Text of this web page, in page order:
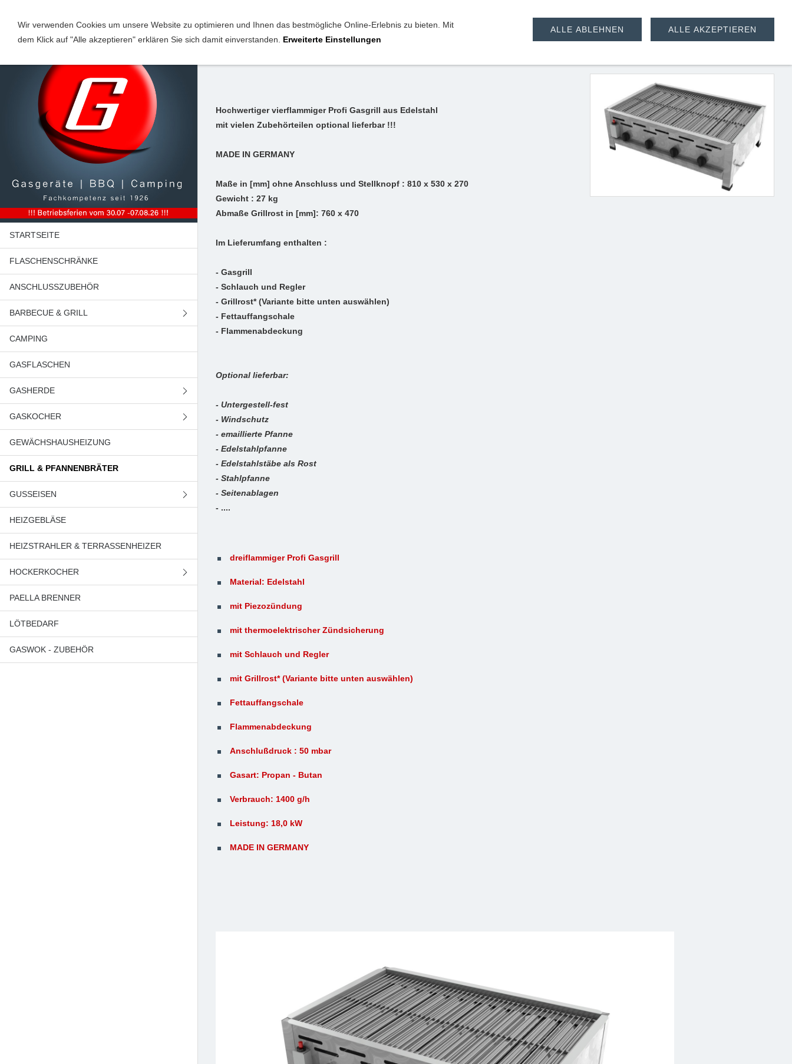
STARTSEITE
FLASCHENSCHRÄNKE
ANSCHLUSSZUBEHÖR
BARBECUE & GRILL
GASGRILL
HOLZKOHLEGRILL
CAMPING
GASFLASCHEN
GASHERDE
GASHERDE (BREITE 50 CM)
GASHERDE (BREITE 55 CM)
GASHERDE (BREITE 60 CM)
GASHERDE (BREITE 90 CM)
GASKOCHER
CAMPINGKOCHER
HAUSHALTSKOCHER
GEWÄCHSHAUSHEIZUNG
GRILL & PFANNENBRÄTER
GUSSEISEN
GRILLPLATTEN
PFANNEN
BRÄTER & TÖPFE
HEIZGEBLÄSE
HEIZSTRAHLER & TERRASSENHEIZER
HOCKERKOCHER
3 FUSS HOCKERKOCHER
4 FUSS HOCKERKOCHER
GUSSEISEN & ZUBEHÖR
PAELLA BRENNER
LÖTBEDARF
GASWOK - ZUBEHÖR
Edelstahl Gasgrill + Grillrost 18,0 kW (4 flammig)
Hochwertiger vierflammiger Profi Gasgrill aus Edelstahl
mit vielen Zubehörteilen optional lieferbar !!!
MADE IN GERMANY
Maße in [mm] ohne Anschluss und Stellknopf : 810 x 530 x 270
Gewicht : 27 kg
Abmaße Grillrost in [mm]: 760 x 470
Im Lieferumfang enthalten :
- Gasgrill
- Schlauch und Regler
- Grillrost* (Variante bitte unten auswählen)
- Fettauffangschale
- Flammenabdeckung
Optional lieferbar:
- Untergestell-fest
- Windschutz
- emaillierte Pfanne
- Edelstahlpfanne
- Edelstahlstäbe als Rost
- Stahlpfanne
- Seitenablagen
- ....
dreiflammiger Profi Gasgrill
Material: Edelstahl
mit Piezozündung
mit thermoelektrischer Zündsicherung
mit Schlauch und Regler
mit Grillrost* (Variante bitte unten auswählen)
Fettauffangschale
Flammenabdeckung
Anschlußdruck : 50 mbar
Gasart: Propan - Butan
Verbrauch: 1400 g/h
Leistung: 18,0 kW
MADE IN GERMANY
Wir verwenden Cookies um unsere Website zu optimieren und Ihnen das bestmögliche Online-Erlebnis zu bieten. Mit
dem Klick auf "Alle akzeptieren" erklären Sie sich damit einverstanden. Erweiterte Einstellungen
ALLE AKZEPTIEREN
ALLE ABLEHNEN